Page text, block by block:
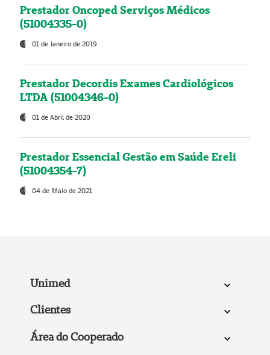
Prestador Oncoped Serviços Médicos
(51004335-0)
01 de Janeiro de 2019
Prestador Decordis Exames Cardiológicos
LTDA (51004346-0)
01 de Abril de 2020
Prestador Essencial Gestão em Saúde Ereli
(51004354-7)
04 de Maio de 2021
Unimed
Clientes
Área do Cooperado